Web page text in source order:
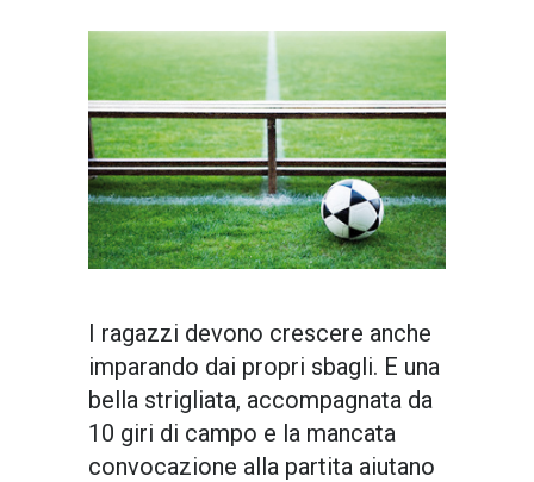
I ragazzi devono crescere anche
imparando dai propri sbagli. E una
bella strigliata, accompagnata da
10 giri di campo e la mancata
convocazione alla partita aiutano